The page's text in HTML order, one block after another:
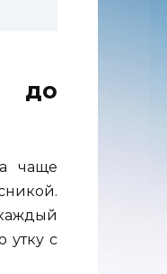
до
чаще
утку с